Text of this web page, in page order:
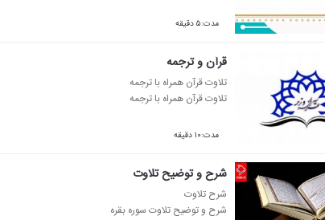
مدت:۵ دقیقه
قرآن و ترجمه
تلاوت قرآن همراه با ترجمه
تلاوت قرآن همراه با ترجمه
مدت:۱۰ دقیقه
شرح و توضیح تلاوت
شرح تلاوت
شرح و توضیح تلاوت سوره بقره